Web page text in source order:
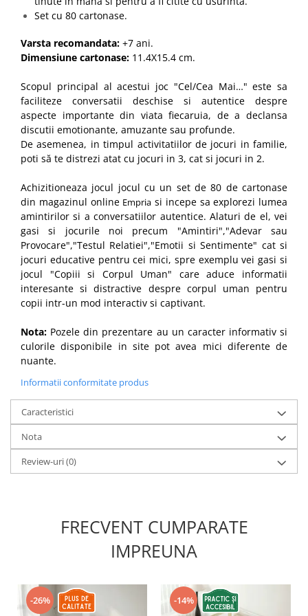
Set cu 80 cartonase.
Varsta recomandata: +7 ani.
Dimensiune cartonase: 11.4X15.4 cm.
Scopul principal al acestui joc "Cel/Cea Mai…" este sa
faciliteze conversatii deschise si autentice despre
aspecte importante din viata fiecaruia, de a declansa
discutii emotionante, amuzante sau profunde.
De asemenea, in timpul activitatiilor de jocuri in familie,
poti să te distrezi atat cu jocuri in 3, cat si jocuri in 2.
Achizitioneaza jocul jocul cu un set de 80 de cartonase
din magazinul online Empria si incepe sa explorezi lumea
amintirilor si a conversatiilor autentice. Alaturi de el, vei
gasi si jocurile noi precum "Amintiri","Adevar sau
Provocare","Testul Relatiei","Emotii si Sentimente" cat si
jocuri educative pentru cei mici, spre exemplu vei gasi si
jocul "Copiii si Corpul Uman" care aduce informatii
interesante si distractive despre corpul uman pentru
copii intr-un mod interactiv si captivant.
Nota: Pozele din prezentare au un caracter informativ si
culorile disponibile in site pot avea mici diferente de
nuante.
Informatii conformitate produs
Caracteristici
Nota
Review-uri(0)
FRECVENT CUMPARATE
IMPREUNA
-26% -14%